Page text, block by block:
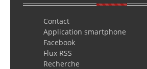
Contact
Application smartphone
Facebook
Flux RSS
Recherche